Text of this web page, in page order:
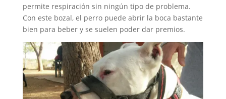
permite respiración sin ningún tipo de problema.
Con este bozal, el perro puede abrir la boca bastante
bien para beber y se suelen poder dar premios.